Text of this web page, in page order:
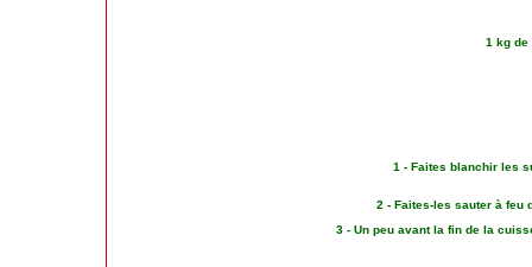
1 kg de
1 - Faites blanchir les
2 - Faites-les sauter à feu
3 - Un peu avant la fin de la